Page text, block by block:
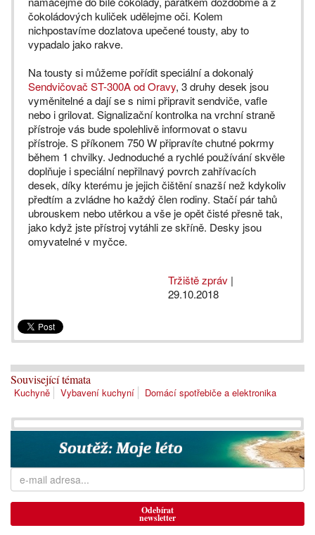
čokoládových kuliček udělejme oči. Kolem
nichpostavíme dozlatova upečené tousty, aby to
vypadalo jako rakve.
Na tousty si můžeme pořídit speciální a dokonalý
Sendvičovač ST-300A od Oravy, 3 druhy desek jsou
vyměnitelné a dají se s nimi připravit sendviče, vafle
nebo i grilovat. Signalizační kontrolka na vrchní straně
přístroje vás bude spolehlivě informovat o stavu
přístroje. S příkonem 750 W připravíte chutné pokrmy
během 1 chvilky. Jednoduché a rychlé používání skvěle
doplňuje i speciální nepřilnavý povrch zahřívacích
desek, díky kterému je jejich čištění snazší než kdykoliv
předtím a zvládne ho každý člen rodiny. Stačí pár tahů
ubrouskem nebo utěrkou a vše je opět čisté přesně tak,
jako když jste přístroj vytáhli ze skříně. Desky jsou
omyvatelné v myčce.
Tržiště zpráv |
29.10.2018
Související témata
Kuchyně Vybavení kuchyní Domácí spotřebiče a elektronika
Odebírat
newsletter